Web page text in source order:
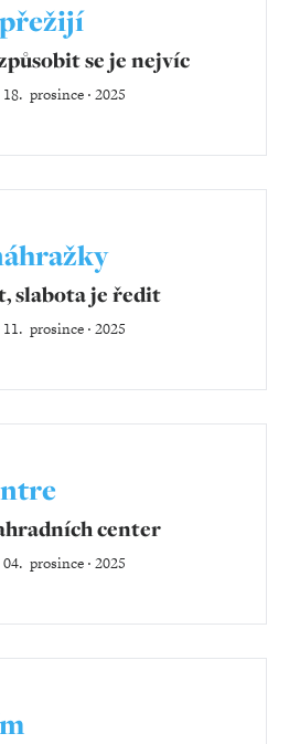
přežijí
se je nejvíc
18. prosince ‧ 2025
slabota je ředit
11. prosince ‧ 2025
center
04. prosince ‧ 2025